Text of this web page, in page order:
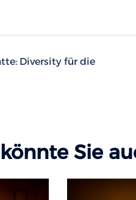
Diversity für die
Sie